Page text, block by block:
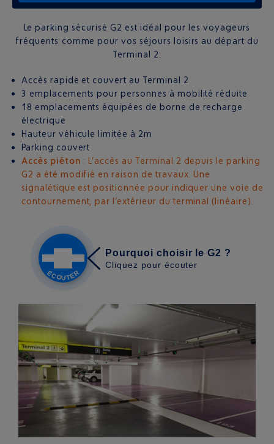
Le parking sécurisé G2 est idéal pour les voyageurs
fréquents comme pour vos séjours loisirs au départ du
Terminal 2.
Accès rapide et couvert au Terminal 2
3 emplacements pour personnes à mobilité réduite
18 emplacements équipées de borne de recharge
électrique
Hauteur véhicule limitée à 2m
Parking couvert
Accès piéton : L’accès au Terminal 2 depuis le parking
G2 a été modifié en raison de travaux. Une
signalétique est positionnée pour indiquer une voie de
contournement, par l’extérieur du terminal (linéaire).